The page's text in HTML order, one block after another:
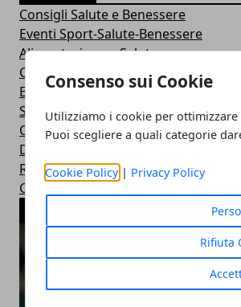
Consenso sui Cookie
Utilizziamo i cookie per
Puoi scegliere a quali categorie
Cookie Policy| Privacy Policy
Rifiuta
Consigli Salute e Benessere
Eventi Sport-Salute-Benessere
Alimentazione e Salute
Consigli e Prodotti Bellezza
Esercizi Ginnastica in Casa
Sintomi Malattie e Cura
Centri Benessere Spa e Terme
Dieta per Dimagrire
Ricette Dietetiche Light
Corsi Fitness in Palestra